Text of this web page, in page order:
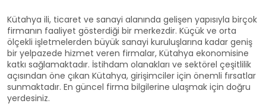
Kütahya ili, ticaret ve sanayi alanında gelişen yapısıyla birçok
firmanın faaliyet gösterdiği bir merkezdir. Küçük ve orta
ölçekli işletmelerden büyük sanayi kuruluşlarına kadar geniş
bir yelpazede hizmet veren firmalar, Kütahya ekonomisine
katkı sağlamaktadır. İstihdam olanakları ve sektörel çeşitlilik
açısından öne çıkan Kütahya, girişimciler için önemli fırsatlar
sunmaktadır. En güncel firma bilgilerine ulaşmak için doğru
yerdesiniz.